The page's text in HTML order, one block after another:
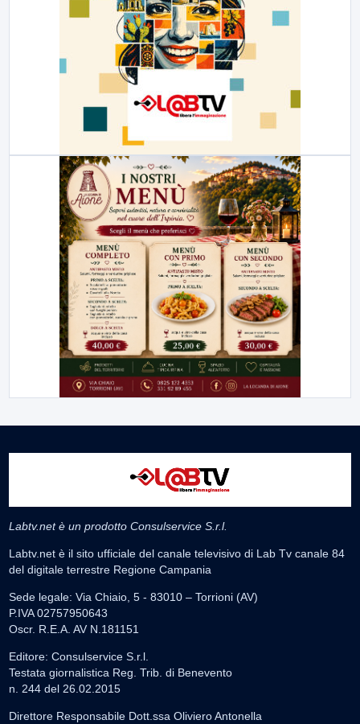
Labtv.net è un prodotto Consulservice S.r.l.
Labtv.net è il sito ufficiale del canale televisivo di Lab Tv canale 84
del digitale terrestre Regione Campania
Sede legale: Via Chiaio, 5 - 83010 – Torrioni (AV)
P.IVA 02757950643
Oscr. R.E.A. AV N.181151
Editore: Consulservice S.r.l.
Testata giornalistica Reg. Trib. di Benevento
n. 244 del 26.02.2015
Direttore Responsabile Dott.ssa Oliviero Antonella